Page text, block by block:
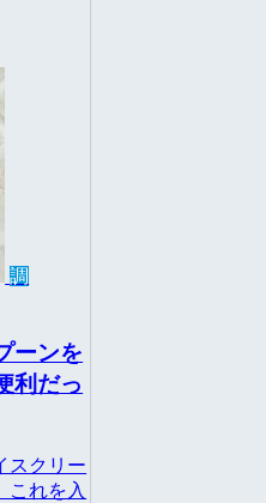
調
ーンを
利だっ
スクリー
これを入